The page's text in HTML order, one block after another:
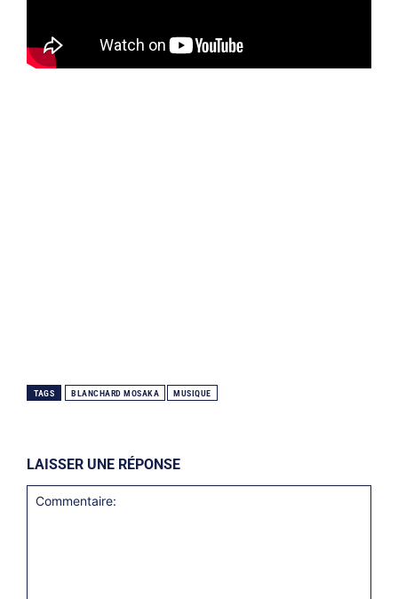
TAGS BLANCHARD MOSAKA MUSIQUE
LAISSER UNE RÉPONSE